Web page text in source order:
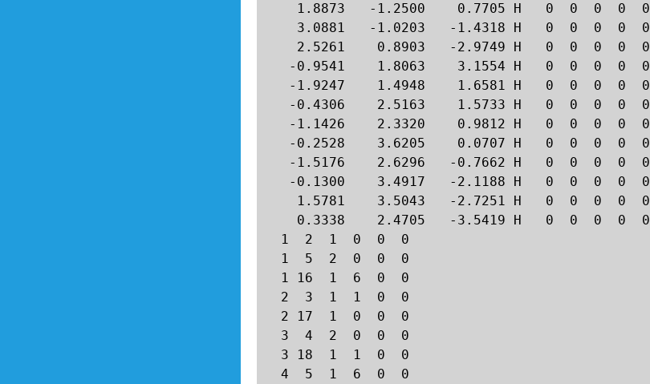
    1.8873   -1.2500    0.7705 H   0  0  0  0  0
    3.0881   -1.0203   -1.4318 H   0  0  0  0  0
    2.5261    0.8903   -2.9749 H   0  0  0  0  0
   -0.9541    1.8063    3.1554 H   0  0  0  0  0
   -1.9247    1.4948    1.6581 H   0  0  0  0  0
   -0.4306    2.5163    1.5733 H   0  0  0  0  0
   -1.1426    2.3320    0.9812 H   0  0  0  0  0
   -0.2528    3.6205    0.0707 H   0  0  0  0  0
   -1.5176    2.6296   -0.7662 H   0  0  0  0  0
   -0.1300    3.4917   -2.1188 H   0  0  0  0  0
    1.5781    3.5043   -2.7251 H   0  0  0  0  0
    0.3338    2.4705   -3.5419 H   0  0  0  0  0
  1  2  1  0  0  0
  1  5  2  0  0  0
  1 16  1  6  0  0
  2  3  1  1  0  0
  2 17  1  0  0  0
  3  4  2  0  0  0
  3 18  1  1  0  0
  4  5  1  6  0  0